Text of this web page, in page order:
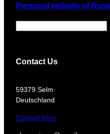
Personal website of
Contact Us
​59379 Selm
Deutschland
Contact form